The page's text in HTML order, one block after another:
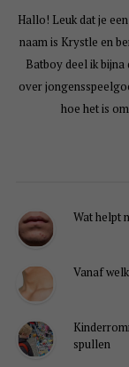
Hallo! Leuk dat je
naam is Krystle en
Batboy deel ik
over
hoe het is
Wat helpt
Vanaf
spullen